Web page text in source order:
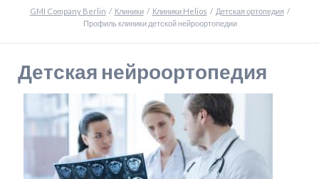
GMI Company Berlin Клиники Клиники Helios
Детская ортопедия
Профиль клиники детской нейроортопедии
Детская нейроортопедия